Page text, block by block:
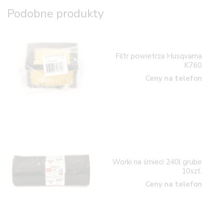
Podobne produkty
Filtr powietrza Husqvarna
K760
Ceny na telefon
Worki na śmieci 240l grube
10szt.
Ceny na telefon